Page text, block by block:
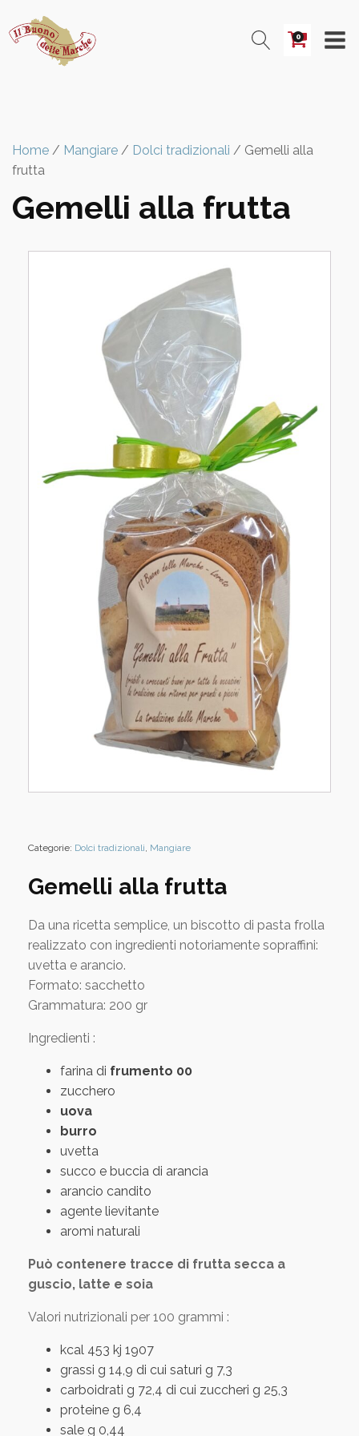
0
Home / Mangiare / Dolci tradizionali / Gemelli alla
frutta
Gemelli alla frutta
Categorie: Dolci tradizionali, Mangiare
Gemelli alla frutta
Da una ricetta semplice, un biscotto di pasta frolla
realizzato con ingredienti notoriamente sopraffini:
uvetta e arancio.
Formato: sacchetto
Grammatura: 200 gr
Ingredienti :
farina di frumento 00
zucchero
uova
burro
uvetta
succo e buccia di arancia
arancio candito
agente lievitante
aromi naturali
Può contenere tracce di frutta secca a
guscio, latte e soia
Valori nutrizionali per 100 grammi :
kcal 453 kj 1907
grassi g 14,9 di cui saturi g 7,3
carboidrati g 72,4 di cui zuccheri g 25,3
proteine g 6,4
sale g 0,44